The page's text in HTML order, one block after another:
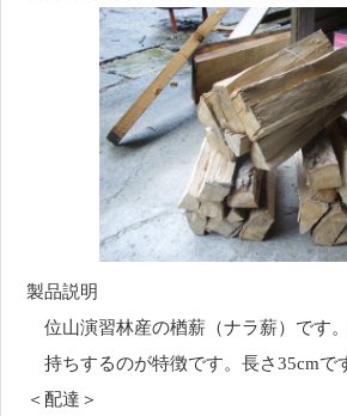
製品説明
位山演習林産の楢薪（ナラ薪）です
持ちするのが特徴です。長さ35cmで
＜配達＞